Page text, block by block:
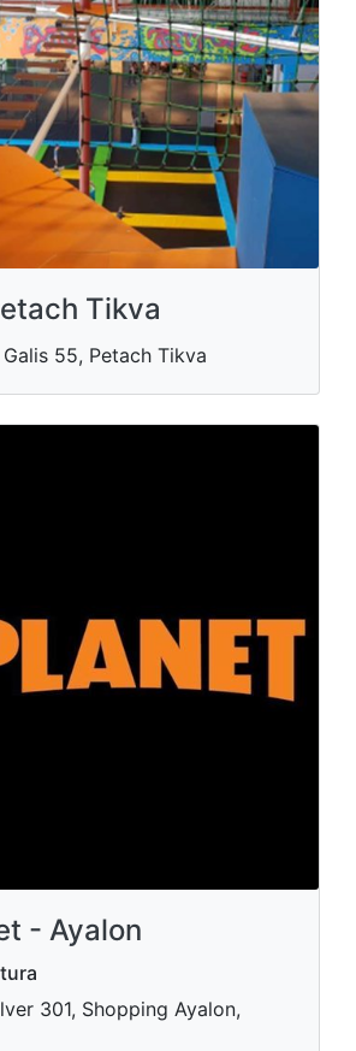
Tikva
Galis 55, Petach Tikva
- Ayalon
301, Shopping Ayalon,